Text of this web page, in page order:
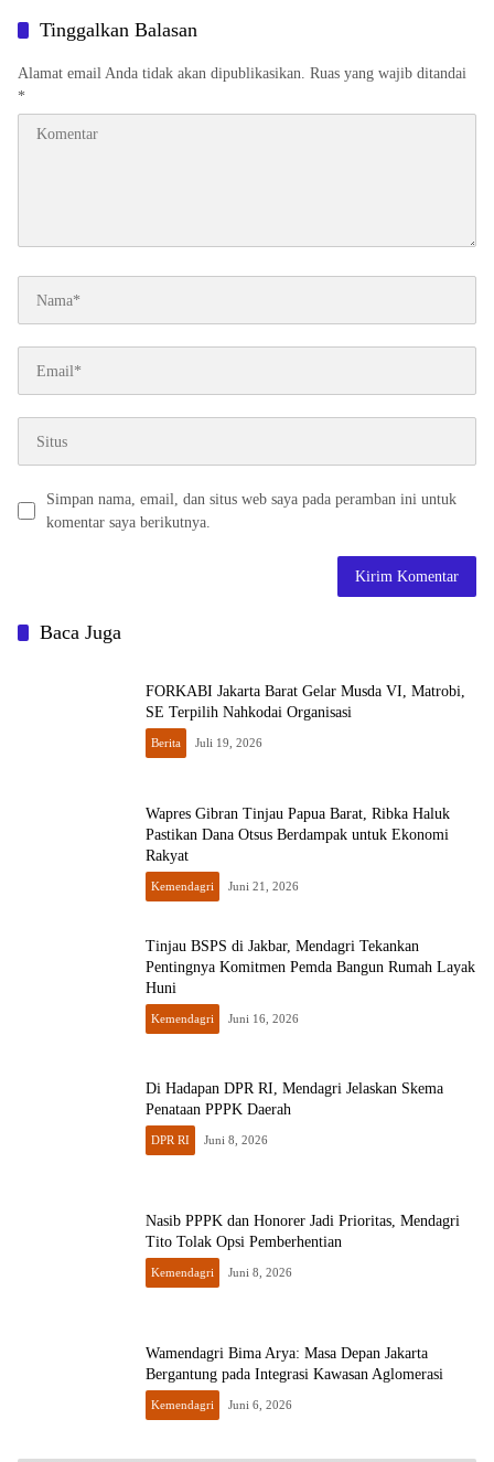
Tinggalkan Balasan
Alamat email Anda tidak akan dipublikasikan. Ruas yang wajib ditandai
*
Simpan nama, email, dan situs web saya pada peramban ini untuk
komentar saya berikutnya.
Baca Juga
FORKABI Jakarta Barat Gelar Musda VI, Matrobi,
SE Terpilih Nahkodai Organisasi
Berita Juli 19, 2026
Wapres Gibran Tinjau Papua Barat, Ribka Haluk
Pastikan Dana Otsus Berdampak untuk Ekonomi
Rakyat
Kemendagri Juni 21, 2026
Tinjau BSPS di Jakbar, Mendagri Tekankan
Pentingnya Komitmen Pemda Bangun Rumah Layak
Huni
Kemendagri Juni 16, 2026
Di Hadapan DPR RI, Mendagri Jelaskan Skema
Penataan PPPK Daerah
DPR RI Juni 8, 2026
Nasib PPPK dan Honorer Jadi Prioritas, Mendagri
Tito Tolak Opsi Pemberhentian
Kemendagri Juni 8, 2026
Wamendagri Bima Arya: Masa Depan Jakarta
Bergantung pada Integrasi Kawasan Aglomerasi
Kemendagri Juni 6, 2026